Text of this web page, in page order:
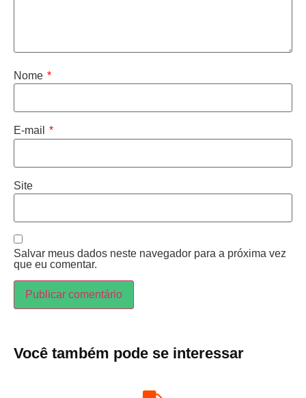
Nome *
E-mail *
Site
Salvar meus dados neste navegador para a próxima vez
que eu comentar.
Você também pode se interessar